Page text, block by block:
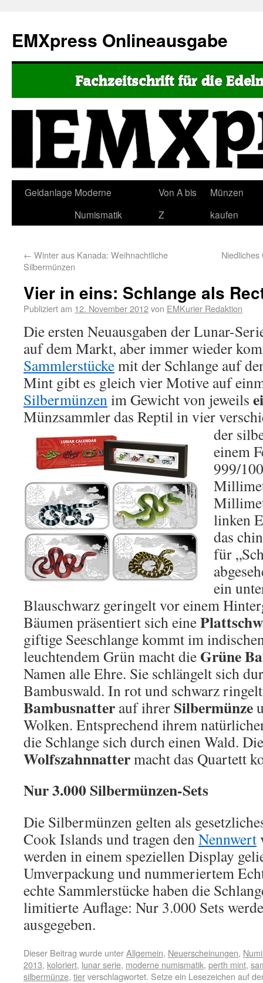
EMXpress Onlineausgabe
Geldanlage Moderne
Numismatik
Von A bis
Z
Münzen
kaufen
← Winter aus Kanada: Weihnachtliche
Silbermünzen
Vier in eins: Schlange als
Publiziert am 12. November 2012von EMKurier Redaktion
Die ersten Neuausgaben der Lunar-
auf dem Markt, aber immer wieder
Sammlerstückemit der Schlange auf
Mint gibt es gleich vier Motive auf
Silbermünzenim Gewicht von jeweils
Münzsammler das Reptil in vier
der
einem
999/
linken
das
für
ein
Blauschwarz geringelt vor einem
Bäumen präsentiert sich eine
giftige Seeschlange kommt im
leuchtendem Grün macht die Grüne
Namen alle Ehre. Sie schlängelt sich
Bambuswald. In rot und schwarz
Bambusnatter auf ihrer Silbermünze
Wolken. Entsprechend ihrem
die Schlange sich durch einen Wald.
Wolfszahnnattermacht das Quartett
Nur 3.000 Silbermünzen-Sets
Die Silbermünzen gelten als
Cook Islands und tragen denNennwert
werden in einem speziellen Display
Umverpackung und nummeriertem
echte Sammlerstücke haben die
limitierte Auflage: Nur 3.000 Sets
ausgegeben.
Dieser Beitrag wurde unterAllgemein, Neuerscheinungen,
2013, koloriert, lunar serie, moderne numismatik, perth mint,
silbermünze, tierverschlagwortet. Setze ein Lesezeichen auf